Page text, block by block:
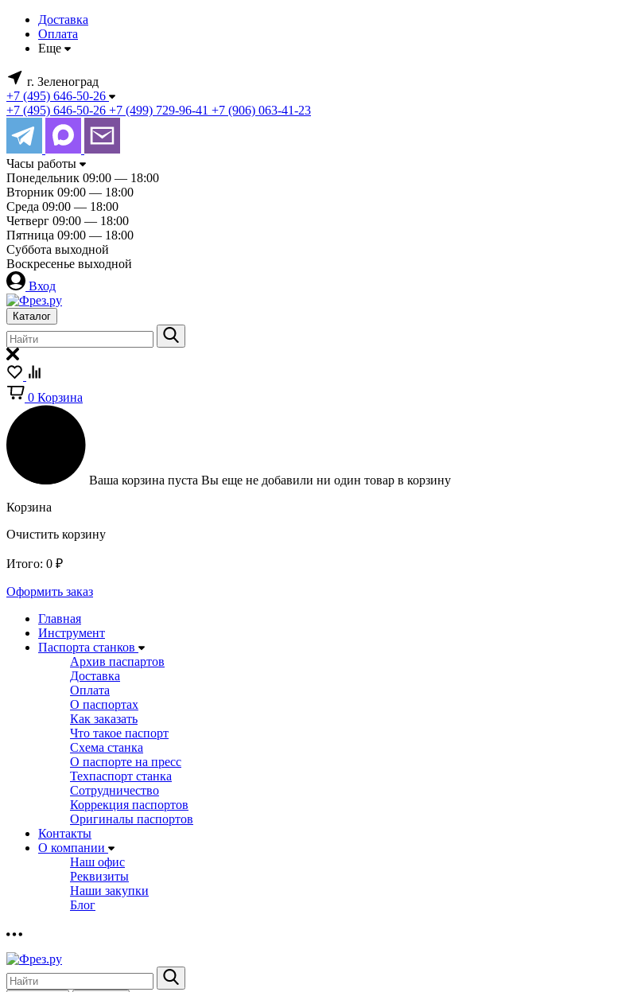
Доставка
Оплата
Еще
г. Зеленоград
+7 (495) 646-50-26
+7 (495) 646-50-26 +7 (499) 729-96-41 +7 (906) 063-41-23
Часы работы
Понедельник 09:00 — 18:00
Вторник 09:00 — 18:00
Среда 09:00 — 18:00
Четверг 09:00 — 18:00
Пятница 09:00 — 18:00
Суббота выходной
Воскресенье выходной
Вход
Каталог
0 Корзина
Ваша корзина пуста Вы еще не добавили ни один товар в корзину
Корзина
Очистить корзину
Итого: 0 ₽
Оформить заказ
Главная
Инструмент
Паспорта станков
Архив паспартов
Доставка
Оплата
О паспортах
Как заказать
Что такое паспорт
Схема станка
О паспорте на пресс
Техпаспорт станка
Сотрудничество
Коррекция паспортов
Оригиналы паспортов
Контакты
О компании
Наш офис
Реквизиты
Наши закупки
Блог